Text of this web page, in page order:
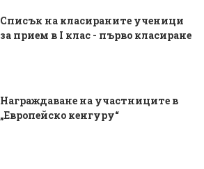
Списък на класираните ученици
за прием в I клас - първо класиране
Награждаване на участниците в
„Европейско кенгуру“